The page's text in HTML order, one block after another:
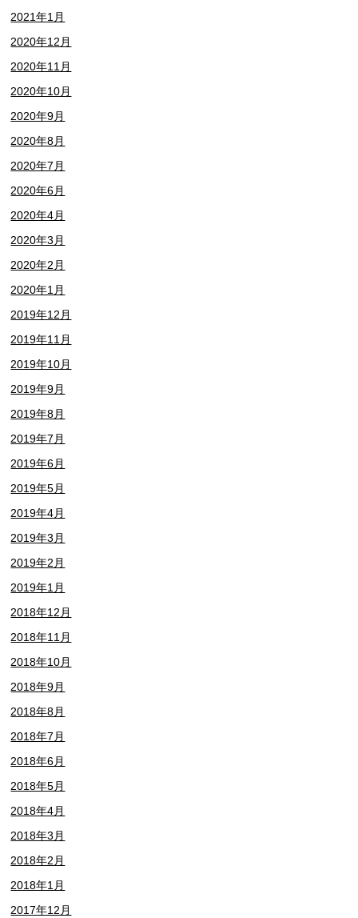
2021年1月
2020年12月
2020年11月
2020年10月
2020年9月
2020年8月
2020年7月
2020年6月
2020年4月
2020年3月
2020年2月
2020年1月
2019年12月
2019年11月
2019年10月
2019年9月
2019年8月
2019年7月
2019年6月
2019年5月
2019年4月
2019年3月
2019年2月
2019年1月
2018年12月
2018年11月
2018年10月
2018年9月
2018年8月
2018年7月
2018年6月
2018年5月
2018年4月
2018年3月
2018年2月
2018年1月
2017年12月